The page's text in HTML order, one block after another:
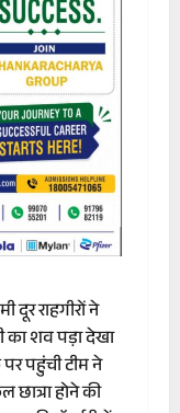
राहगीरों ने
का शव पड़ा देखा
पहुंची टीम ने
होने की